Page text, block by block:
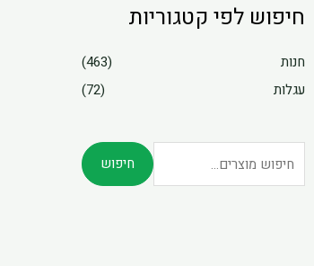
חיפוש לפי קטגוריות
חנות
(463)
עגלות
(72)
חיפוש